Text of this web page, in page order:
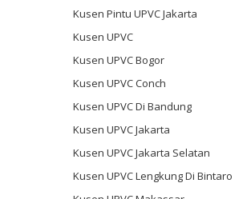
Kusen Pintu UPVC Jakarta
Kusen UPVC
Kusen UPVC Bogor
Kusen UPVC Conch
Kusen UPVC Di Bandung
Kusen UPVC Jakarta
Kusen UPVC Jakarta Selatan
Kusen UPVC Lengkung Di Bintaro